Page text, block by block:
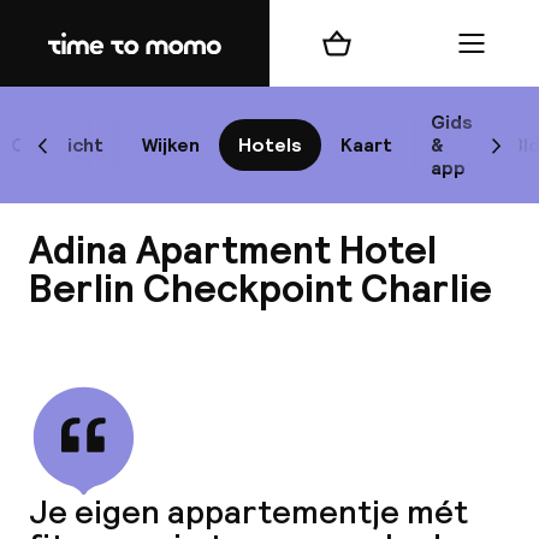
Home
Overzicht Wijken Hotels Kaart
Gids
&
app
Scroll naar links
Winkelmand Menu
Adina Apartment Hotel
Berlin Checkpoint Charlie
Je eigen appartementje mét